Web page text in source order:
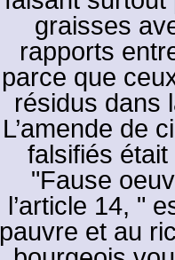
graisses
rapports
parce que
résidus dans
L’amende de
falsifiés
"Fause
l’article 14, "
pauvre et au